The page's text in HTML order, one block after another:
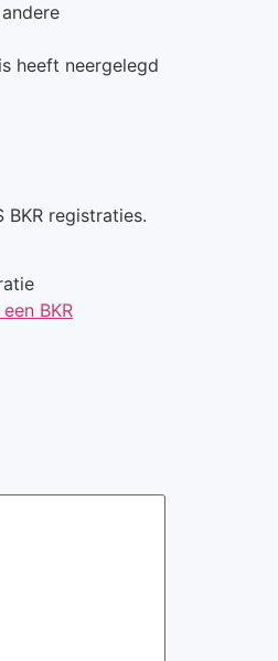
heeft neergelegd
registraties.
BKR